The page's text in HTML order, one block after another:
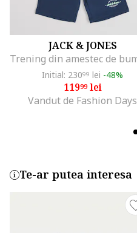
JACK & JONES
Initial: 23099 lei -48%
11999lei
Vandut de Fashion Days
Te-ar putea interesa